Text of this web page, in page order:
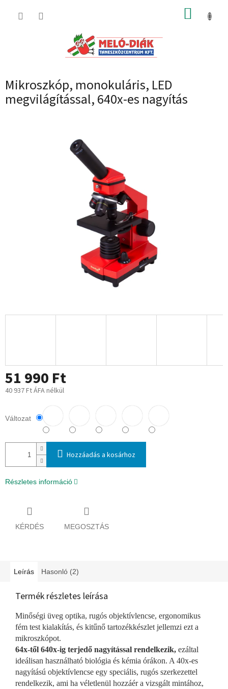
KOSÁR
Mikroszkóp, monokuláris, LED
megvilágítással, 640x-es nagyítás
51 990 Ft
40 937 Ft ÁFA nélkül
Változat
Hozzáadás a kosárhoz
Részletes információ
KÉRDÉS MEGOSZTÁS
Leírás Hasonló (2)
Termék részletes leírása
Minőségi üveg optika, rugós objektívlencse, ergonomikus
fém test kialakítás, és kitűnő tartozékkészlet jellemzi ezt a
mikroszkópot.
64x-től 640x-ig terjedő nagyítással rendelkezik, ezáltal
ideálisan használható biológia és kémia órákon. A 40x-es
nagyítású objektívlencse egy speciális, rugós szerkezettel
rendelkezik, ami ha véletlenül hozzáér a vizsgált mintához,